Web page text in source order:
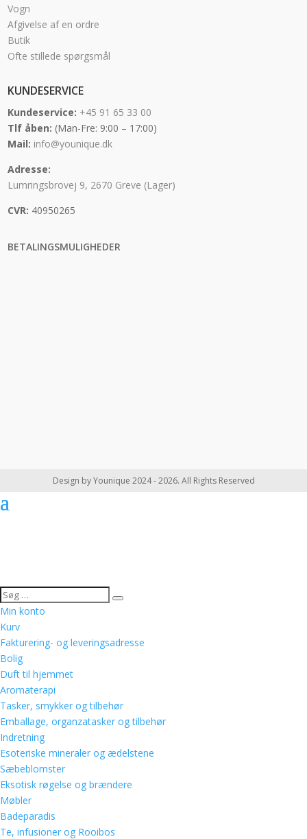
Vogn
Afgivelse af en ordre
Butik
Ofte stillede spørgsmål
KUNDESERVICE
Kundeservice: +45 91 65 33 00
Tlf åben: (Man-Fre: 9:00 – 17:00)
Mail: info@younique.dk
Adresse:
Lumringsbrovej 9, 2670 Greve (Lager)
CVR: 40950265
BETALINGSMULIGHEDER
Design by Younique 2024 - 2026. All Rights Reserved
Min konto
Kurv
Fakturering- og leveringsadresse
Bolig
Duft til hjemmet
Aromaterapi
Tasker, smykker og tilbehør
Emballage, organzatasker og tilbehør
Indretning
Esoteriske mineraler og ædelstene
Sæbeblomster
Eksotisk røgelse og brændere
Møbler
Badeparadis
Te, infusioner og Rooibos